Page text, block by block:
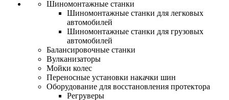
Шиномонтажные станки
Шиномонтажные станки для легковых
автомобилей
Шиномонтажные станки для грузовых
автомобилей
Балансировочные станки
Вулканизаторы
Мойки колес
Переносные установки накачки шин
Оборудование для восстановления протектора
Регруверы